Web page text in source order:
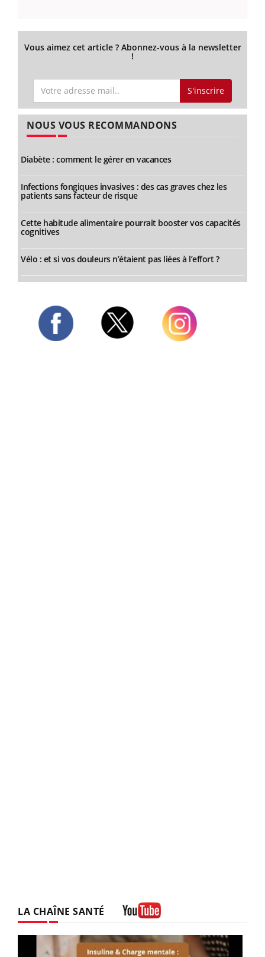
Vous aimez cet article ? Abonnez-vous à la newsletter
!
S'inscrire
NOUS VOUS RECOMMANDONS
Diabète : comment le gérer en vacances
Infections fongiques invasives : des cas graves chez les
patients sans facteur de risque
Cette habitude alimentaire pourrait booster vos capacités
cognitives
Vélo : et si vos douleurs n’étaient pas liées à l’effort ?
LA CHAÎNE SANTÉ